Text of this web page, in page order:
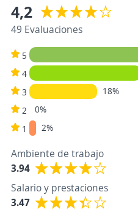
4,2
49 Evaluaciones
5
4
3
18%
2
0%
1
2%
Ambiente de trabajo
3.94
Salario y prestaciones
3.47